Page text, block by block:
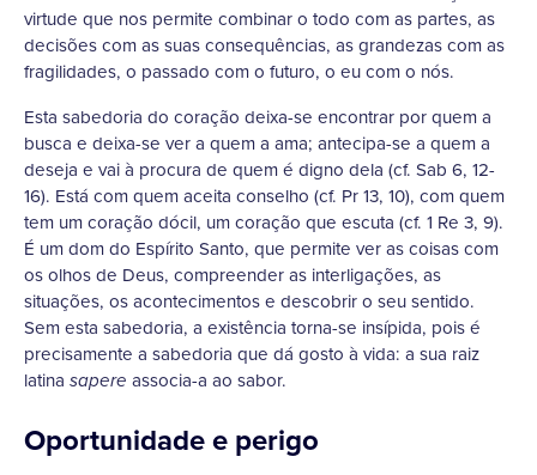
virtude que nos permite combinar o todo com as partes, as
decisões com as suas consequências, as grandezas com as
fragilidades, o passado com o futuro, o eu com o nós.
Esta sabedoria do coração deixa-se encontrar por quem a
busca e deixa-se ver a quem a ama; antecipa-se a quem a
deseja e vai à procura de quem é digno dela (cf. Sab 6, 12-
16). Está com quem aceita conselho (cf. Pr 13, 10), com quem
tem um coração dócil, um coração que escuta (cf. 1 Re 3, 9).
É um dom do Espírito Santo, que permite ver as coisas com
os olhos de Deus, compreender as interligações, as
situações, os acontecimentos e descobrir o seu sentido.
Sem esta sabedoria, a existência torna-se insípida, pois é
precisamente a sabedoria que dá gosto à vida: a sua raiz
latina sapere associa-a ao sabor.
Oportunidade e perigo